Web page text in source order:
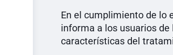
En el cumplimiento de lo
informa a los usuarios
características del